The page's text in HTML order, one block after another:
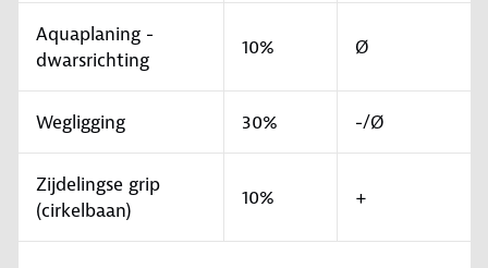
Aquaplaning -
dwarsrichting
10% Ø
Wegligging 30% -/Ø
Zijdelingse grip
(cirkelbaan)
10% +